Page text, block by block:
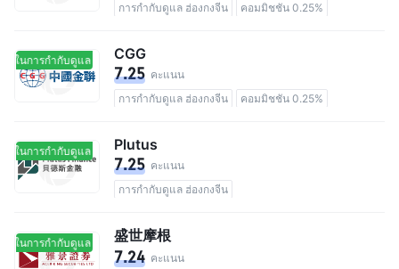
การกำกับดูแล ฮ่องกงจีน
คอมมิชชัน 0.25%
ในการกำกับดูแล อยู่ในการกำกับดูแล
CGG
7.25 คะแนน
การกำกับดูแล ฮ่องกงจีน
คอมมิชชัน 0.25%
ในการกำกับดูแล อยู่ในการกำกับดูแล
Plutus
7.25 คะแนน
การกำกับดูแล ฮ่องกงจีน
ในการกำกับดูแล อยู่ในการกำกับดูแล
盛世摩根
7.24 คะแนน